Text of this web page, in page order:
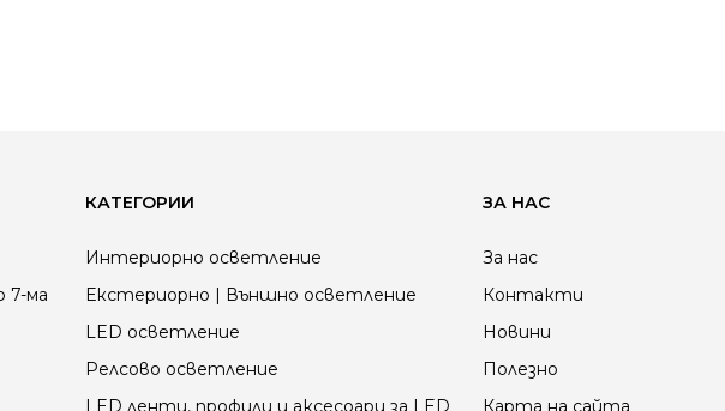
7-ма
КАТЕГОРИИ
Интериорно осветление
Екстериорно | Външно осветление
LED осветление
Релсово осветление
LED ленти, профили и аксесоари за LED
ЗА НАС
За нас
Контакти
Новини
Полезно
Карта на сайта